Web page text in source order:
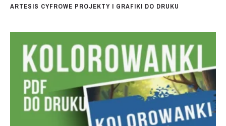
ARTESIS CYFROWE PROJEKTY I GRAFIKI DO DRUKU